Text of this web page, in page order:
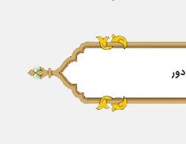
دور